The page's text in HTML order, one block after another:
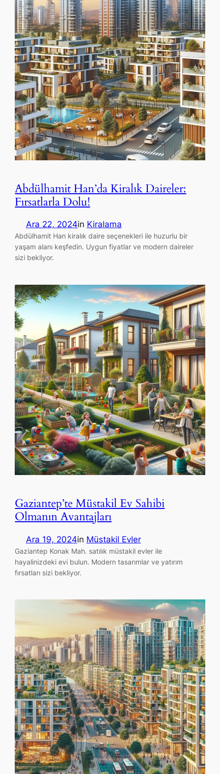
Abdülhamit Han’da Kiralık Daireler:
Fırsatlarla Dolu!
Ara 22, 2024in Kiralama
Abdülhamit Han kiralık daire seçenekleri ile huzurlu bir
yaşam alanı keşfedin. Uygun fiyatlar ve modern daireler
sizi bekliyor.
Gaziantep’te Müstakil Ev Sahibi
Olmanın Avantajları
Ara 19, 2024in Müstakil Evler
Gaziantep Konak Mah. satılık müstakil evler ile
hayalinizdeki evi bulun. Modern tasarımlar ve yatırım
fırsatları sizi bekliyor.